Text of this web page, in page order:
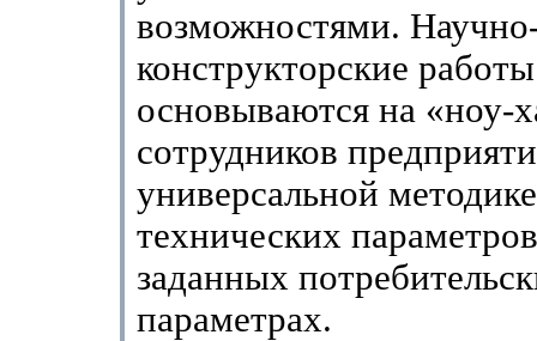
возможностями.
конструкторские
основываются на «ноу-
сотрудников
универсальной
технических
заданных
параметрах.